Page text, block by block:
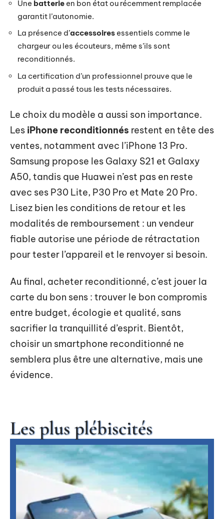
Une batterie en bon état ou récemment remplacée
garantit l’autonomie.
La présence d’accessoires essentiels comme le
chargeur ou les écouteurs, même s’ils sont
reconditionnés.
La certification d’un professionnel prouve que le
produit a passé tous les tests nécessaires.
Le choix du modèle a aussi son importance.
Les iPhone reconditionnés restent en tête des
ventes, notamment avec l’iPhone 13 Pro.
Samsung propose les Galaxy S21 et Galaxy
A50, tandis que Huawei n’est pas en reste
avec ses P30 Lite, P30 Pro et Mate 20 Pro.
Lisez bien les conditions de retour et les
modalités de remboursement : un vendeur
fiable autorise une période de rétractation
pour tester l’appareil et le renvoyer si besoin.
Au final, acheter reconditionné, c’est jouer la
carte du bon sens : trouver le bon compromis
entre budget, écologie et qualité, sans
sacrifier la tranquillité d’esprit. Bientôt,
choisir un smartphone reconditionné ne
semblera plus être une alternative, mais une
évidence.
Les plus plébiscités